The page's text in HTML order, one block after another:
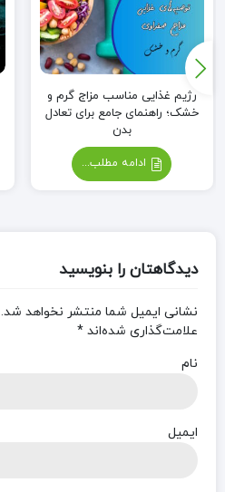
رژیم غذایی مناسب مزاج گرم و
خشک؛ راهنمای جامع برای تعادل
بدن
ادامه مطلب...
دیدگاهتان را بنویسید
نشانی ایمیل شما منتشر نخواهد شد.
علامت‌گذاری شده‌اند *
نام
ایمیل